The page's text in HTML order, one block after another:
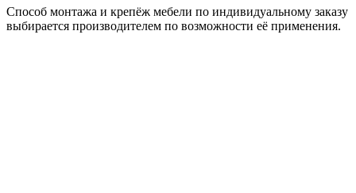
Способ монтажа и крепёж мебели по индивидуальному заказу
выбирается производителем по возможности её применения.